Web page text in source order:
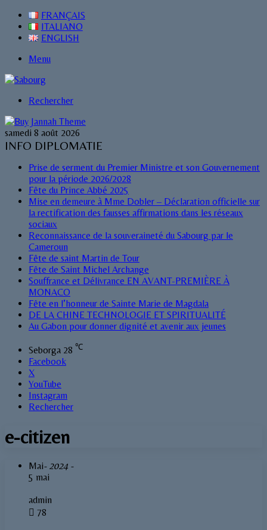
FRANÇAIS
ITALIANO
ENGLISH
Menu
Rechercher
samedi 8 août 2026
INFO DIPLOMATIE
Prise de serment du Premier Ministre et son Gouvernement
pour la période 2026/2028
Fête du Prince Abbé 2025
Mise en demeure à Mme Dobler – Déclaration officielle sur
la rectification des fausses affirmations dans les réseaux
sociaux
Reconnaissance de la souveraineté du Sabourg par le
Cameroun
Fête de saint Martin de Tour
Fête de Saint Michel Archange
Souffrance et Délivrance EN AVANT-PREMIÈRE À
MONACO
Fête en l’honneur de Sainte Marie de Magdala
DE LA CHINE TECHNOLOGIE ET SPIRITUALITÉ
Au Gabon pour donner dignité et avenir aux jeunes
Seborga 28 ℃
Facebook
X
YouTube
Instagram
Rechercher
e-citizen
Mai- 2024 -
5 mai
admin
78